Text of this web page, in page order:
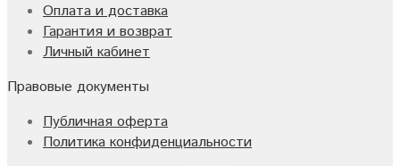
Оплата и доставка
Гарантия и возврат
Личный кабинет
Правовые документы
Публичная оферта
Политика конфиденциальности